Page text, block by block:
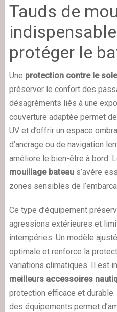
Tauds de
protéger le
Une protection contre le
préserver le confort des
désagréments liés à une
couverture adaptée permet
UV et d’offrir un espace
d’ancrage ou de navigation
améliore le bien-être à bord.
mouillage bateaus’avère
zones sensibles de
Ce type d’équipement
agressions extérieures et
intempéries. Un modèle
optimale et renforce la
variations climatiques. Il est
meilleurs accessoires
protection efficace et
des équipements permet